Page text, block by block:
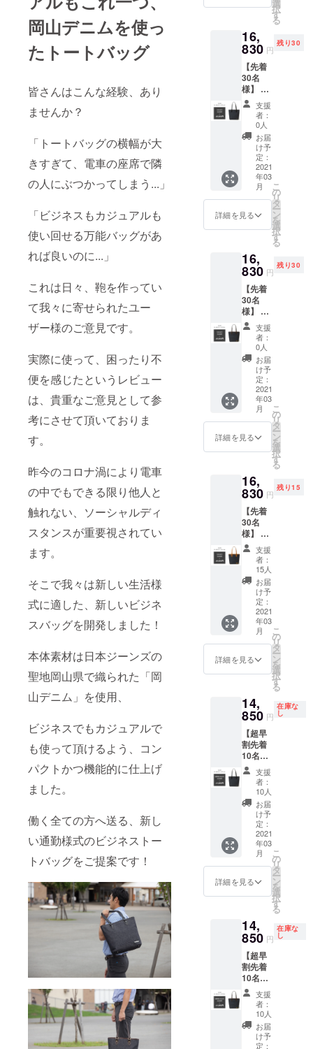
岡山デニムを使っ
たトートバッグ
皆さんはこんな経験、あり
ませんか？
「トートバッグの横幅が大
きすぎて、電車の座席で隣
の人にぶつかってしまう...」
「ビジネスもカジュアルも
使い回せる万能バッグがあ
れば良いのに...」
これは日々、鞄を作ってい
て我々に寄せられたユー
ザー様のご意見です。
実際に使って、困ったり不
便を感じたというレビュー
は、貴重なご意見として参
考にさせて頂いておりま
す。
昨今のコロナ渦により電車
の中でもできる限り他人と
触れない、ソーシャルディ
スタンスが重要視されてい
ます。
そこで我々は新しい生活様
式に適した、新しいビジネ
スバッグを開発しました！
本体素材は日本ジーンズの
聖地岡山県で織られた「岡
山デニム」を使用、
ビジネスでもカジュアルで
も使って頂けるよう、コン
パクトかつ機能的に仕上げ
ました。
働く全ての方へ送る、新し
い通勤様式のビジネストー
トバッグをご提案です！
1965年より
バッグ工房
を営んでき
た野崎製作
所がリリー
スしたファ
クトリーブ
ランド。長
年培った技
術に加え、
時代の感性
を取り込ん
のあるジャ
パンスピ
リットを表
現してい
る。進化す
るスタイル
は様々なシ
チュエー
ションで存
在感を放
つ。それが
す。
す。 ●
カ
ラー：
ダーク
ネイ
ビー×ブ
ラック
※仕様・
デザイ
ンが多
少変更
になる
可能性
がござ
いま
す。 ※
生産状
届けが
遅れる
がござ
いま
す。ご
了承下
さい。
選
択
す
る
16,
830 円
残り30
【先着
30名
様】 ・
トート
バッグ
【定価
の
15％OF
F】 １
般販売
予定価
格
19,800
円（税
す。 ●
カ
ラー：
ダーク
ネイ
ビー×ブ
ラック
※仕様・
デザイ
ンが多
少変更
になる
可能性
がござ
いま
す。 ※
生産状
届けが
遅れる
がござ
いま
す。ご
了承下
さい。
支援
者：
0人
お届
け予
定：
2021
年03
月
詳細を見る
こ
の
リ
タ
ー
ン
を
選
択
す
る
16,
830 円
残り30
【先着
30名
様】 ・
トート
バッグ
【定価
の
15％OF
F】 １
般販売
予定価
格
19,800
円（税
す。 ●
カ
ラー：
ダーク
ネイ
ビー×ブ
ラウン
※仕様・
デザイ
ンが多
少変更
になる
可能性
がござ
いま
す。 ※
生産状
届けが
遅れる
がござ
いま
す。ご
了承下
さい。
支援
者：
0人
お届
け予
定：
2021
年03
月
詳細を見る
こ
の
リ
タ
ー
ン
を
選
択
す
る
16,
830 円
残り15
【先着
30名
様】 ・
トート
バッグ
【定価
の
15％OF
F】 １
般販売
予定価
格
19,800
円（税
す。 ●
カ
ラー：
ダーク
ネイ
ビー×
キャメ
様・デ
ザイン
が多少
変更に
なる可
能性が
ござい
ます。
※生産状
届けが
遅れる
がござ
いま
す。ご
了承下
さい。
支援
者：
15人
お届
け予
定：
2021
年03
月
詳細を見る
こ
の
リ
タ
ー
ン
を
選
択
す
る
14,
850 円
在庫な
し
【超早
割先着
10名
様】 ・
トート
バッグ
【定価
25％OF
F】 １
般販売
予定価
格
19,800
商品で
す。 ●
カ
ラー：
ダーク
ネイ
ビー×ブ
ラック
※仕様・
デザイ
ンが多
少変更
支援
者：
10人
お届
け予
定：
2021
年03
月
詳細を見る
こ
の
リ
タ
ー
ン
を
選
択
す
る
14,
850 円
在庫な
し
【超早
割先着
10名
様】 ・
トート
バッグ
【定価
25％OF
支援
者：
10人
お届
け予
定：